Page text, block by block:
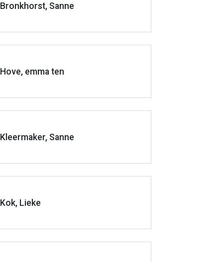
Bronkhorst, Sanne
Hove, emma ten
Kleermaker, Sanne
Kok, Lieke